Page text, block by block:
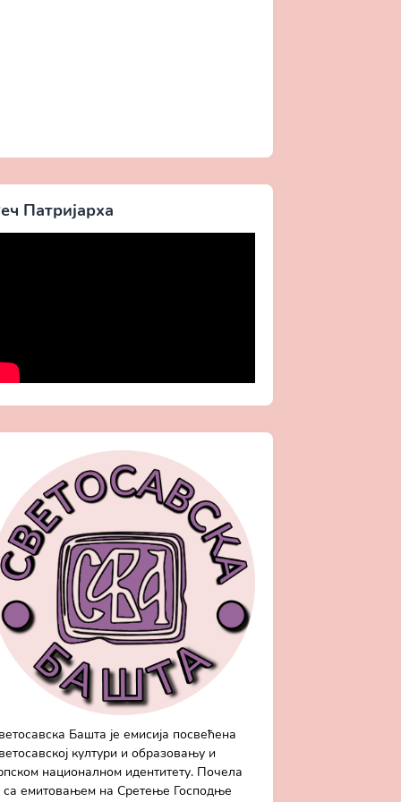
Патријарха
Башта је емисија посвећена
култури и образовању и
националном идентитету. Почела
са емитовањем на Сретење Господње